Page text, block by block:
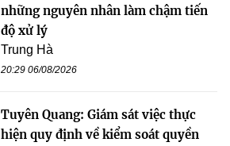
những nguyên nhân làm chậm tiến
độ xử lý
Trung Hà
20:29 06/08/2026
Tuyên Quang: Giám sát việc thực
hiện quy định về kiểm soát quyền